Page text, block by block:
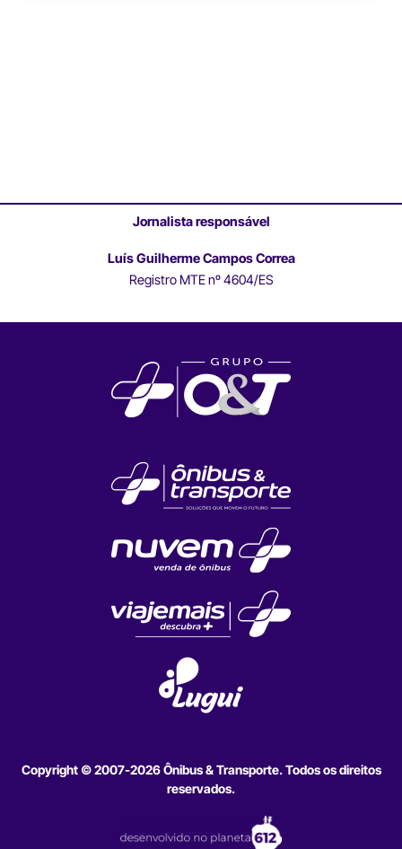
Jornalista responsável
Luís Guilherme Campos Correa
Registro MTE nº 4604/ES
Copyright © 2007-2026 Ônibus & Transporte. Todos os direitos
reservados.